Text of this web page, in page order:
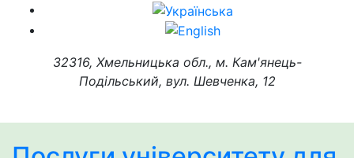
32316, Хмельницька обл., м. Кам'янець-
Подільський, вул. Шевченка, 12